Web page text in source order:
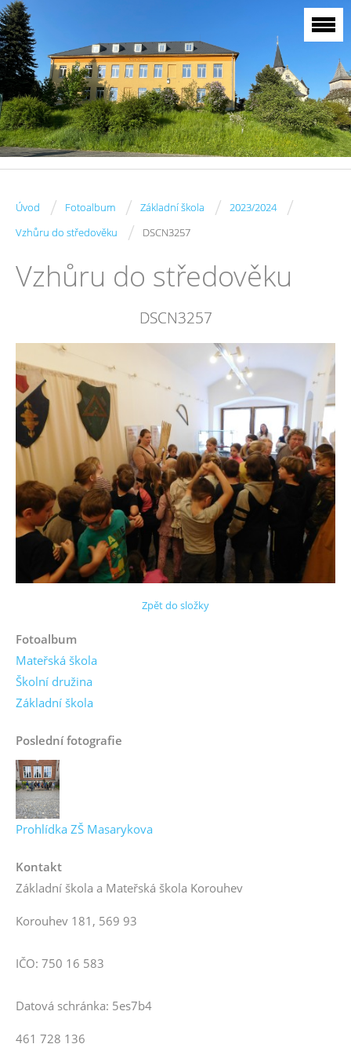
Úvod / Fotoalbum / Základní škola / 2023/2024 /
Vzhůru do středověku / DSCN3257
Vzhůru do středověku
DSCN3257
Zpět do složky
Fotoalbum
Mateřská škola
Školní družina
Základní škola
Poslední fotografie
Prohlídka ZŠ Masarykova
Kontakt
Základní škola a Mateřská škola Korouhev
Korouhev 181, 569 93
IČO: 750 16 583
Datová schránka: 5es7b4
461 728 136